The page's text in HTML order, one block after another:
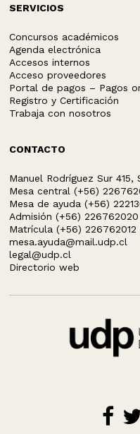
SERVICIOS
Concursos académicos
Agenda electrónica
Accesos internos
Acceso proveedores
Portal de pagos – Pagos
Registro y Certificación
Trabaja con nosotros
CONTACTO
Manuel Rodríguez Sur 415,
Mesa central (+56)
Mesa de ayuda (+56)
Admisión (+56) 226762020
Matrícula (+56) 226762012
mesa.ayuda@mail.udp.cl
legal@udp.cl
Directorio web